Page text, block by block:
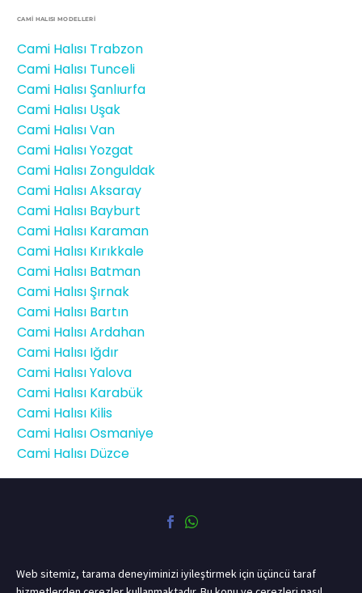
CAMİ HALISI MODELLERI
Cami Halısı Trabzon
Cami Halısı Tunceli
Cami Halısı Şanlıurfa
Cami Halısı Uşak
Cami Halısı Van
Cami Halısı Yozgat
Cami Halısı Zonguldak
Cami Halısı Aksaray
Cami Halısı Bayburt
Cami Halısı Karaman
Cami Halısı Kırıkkale
Cami Halısı Batman
Cami Halısı Şırnak
Cami Halısı Bartın
Cami Halısı Ardahan
Cami Halısı Iğdır
Cami Halısı Yalova
Cami Halısı Karabük
Cami Halısı Kilis
Cami Halısı Osmaniye
Cami Halısı Düzce
Web sitemiz, tarama deneyiminizi iyileştirmek için üçüncü taraf